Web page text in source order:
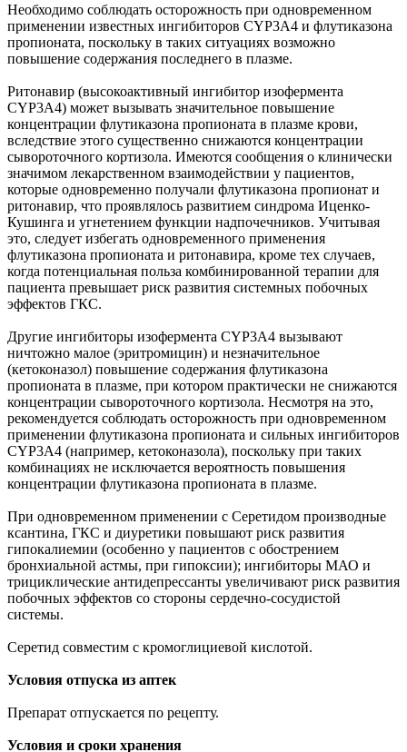
Необходимо соблюдать осторожность при одновременном
применении известных ингибиторов CYP3A4 и флутиказона
пропионата, поскольку в таких ситуациях возможно
повышение содержания последнего в плазме.
Ритонавир (высокоактивный ингибитор изофермента
CYP3A4) может вызывать значительное повышение
концентрации флутиказона пропионата в плазме крови,
вследствие этого существенно снижаются концентрации
сывороточного кортизола. Имеются сообщения о клинически
значимом лекарственном взаимодействии у пациентов,
которые одновременно получали флутиказона пропионат и
ритонавир, что проявлялось развитием синдрома Иценко-
Кушинга и угнетением функции надпочечников. Учитывая
это, следует избегать одновременного применения
флутиказона пропионата и ритонавира, кроме тех случаев,
когда потенциальная польза комбинированной терапии для
пациента превышает риск развития системных побочных
эффектов ГКС.
Другие ингибиторы изофермента CYP3A4 вызывают
ничтожно малое (эритромицин) и незначительное
(кетоконазол) повышение содержания флутиказона
пропионата в плазме, при котором практически не снижаются
концентрации сывороточного кортизола. Несмотря на это,
рекомендуется соблюдать осторожность при одновременном
применении флутиказона пропионата и сильных ингибиторов
CYP3A4 (например, кетоконазола), поскольку при таких
комбинациях не исключается вероятность повышения
концентрации флутиказона пропионата в плазме.
При одновременном применении с Серетидом производные
ксантина, ГКС и диуретики повышают риск развития
гипокалиемии (особенно у пациентов с обострением
бронхиальной астмы, при гипоксии); ингибиторы МАО и
трициклические антидепрессанты увеличивают риск развития
побочных эффектов со стороны сердечно-сосудистой
системы.
Серетид совместим с кромоглициевой кислотой.
Условия отпуска из аптек
Препарат отпускается по рецепту.
Условия и сроки хранения